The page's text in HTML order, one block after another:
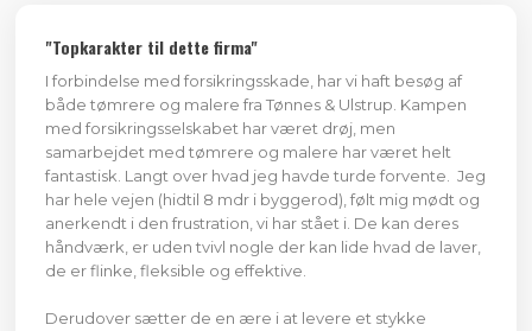
​"Topkarakter til dette firma"
I forbindelse med forsikringsskade, har vi haft besøg af
både tømrere og malere fra Tønnes & Ulstrup. Kampen
med forsikringsselskabet har været drøj, men
samarbejdet med tømrere og malere har været helt
fantastisk. Langt over hvad jeg havde turde forvente. Jeg
har hele vejen (hidtil 8 mdr i byggerod), følt mig mødt og
anerkendt i den frustration, vi har stået i. De kan deres
håndværk, er uden tvivl nogle der kan lide hvad de laver,
de er flinke, fleksible og effektive.
Derudover sætter de en ære i at levere et stykke